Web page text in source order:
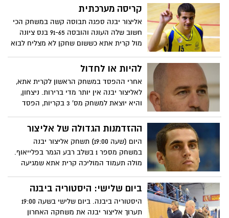
קריסה מערכתית
אליצור יבנה ספגה תבוסה קשה במשחק הכי
חשוב שלה העונה והובסה 91-65 בנס ציונה
מול קרית אתא כששום שחקן לא מצליח לבוא
-ארז זנו צילום- חסדאי כהן
להיות או לחדול
אחרי ההפסד במשחק הראשון לקרית אתא,
לאליצור יבנה אין יותר מדי ברירות. ניצחון,
והיא יוצאת למשחק מס' 3 בקריות, הפסד
שישי בשעה 15:00 בהיכל בנס ציונה. תגיעו
בהצלחה כתב- ארז זנו צילום- חסדאי כהן
ההזדמנות הגדולה של אליצור
היום (שעה 19:00) תשחק אליצור יבנה
במשחק מספר 1 בשלב רבע הגמר בפלייאוף.
מולה תעמוד המוליכה קרית אתא שמגיעה
ביום שלישי: היסטוריה ביבנה
היסטוריה ביבנה. ביום שלישי בשעה 19:00
תערוך אליצור יבנה את משחקה האחרון